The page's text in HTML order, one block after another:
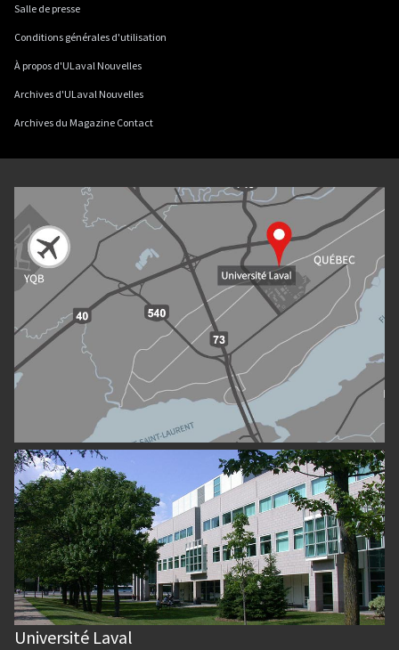
Salle de presse
Conditions générales d'utilisation
À propos d'ULaval Nouvelles
Archives d'ULaval Nouvelles
Archives du Magazine Contact
Université Laval